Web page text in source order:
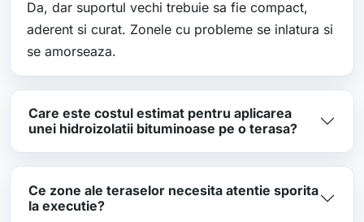
Da, dar suportul vechi trebuie sa fie compact,
aderent si curat. Zonele cu probleme se inlatura si
se amorseaza.
Care este costul estimat pentru aplicarea
unei hidroizolatii bituminoase pe o terasa?
Ce zone ale teraselor necesita atentie sporita
la executie?